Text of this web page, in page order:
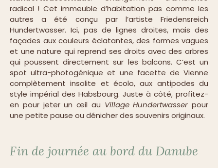
radical ! Cet immeuble d’habitation pas comme les
autres a été conçu par l’artiste Friedensreich
Hundertwasser. Ici, pas de lignes droites, mais des
façades aux couleurs éclatantes, des formes vagues
et une nature qui reprend ses droits avec des arbres
qui poussent directement sur les balcons. C’est un
spot ultra-photogénique et une facette de Vienne
complètement insolite et écolo, aux antipodes du
style impérial des Habsbourg. Juste à côté, profitez-
en pour jeter un œil au Village Hundertwasser pour
une petite pause ou dénicher des souvenirs originaux.
Fin de journée au bord du Danube